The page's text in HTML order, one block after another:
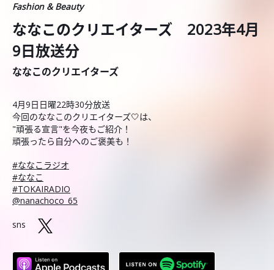
Fashion & Beauty
ななこのクリエイターズ 2023年4月
9日放送分
ななこのクリエイターズ
4月9日日曜22時30分放送
今回のななこのクリエイターズ🤍は、
"頑張る宣言"を今夜もご紹介！
頑張ったら自分へのご褒美も！
⁠#ななこラジオ⁠
#ななこ
⁠#TOKAIRADIO
⁠@nanachoco_65
sns